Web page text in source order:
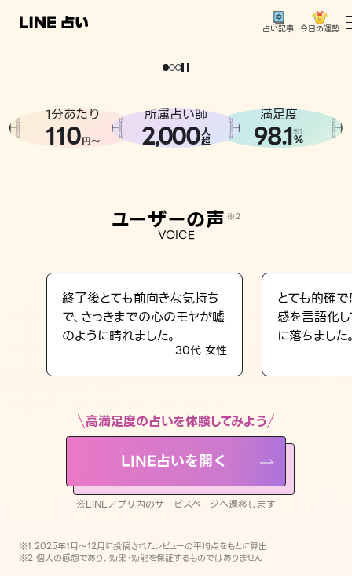
占い記事 今日の運勢
相談事例
LINE占いを開く
※LINEアプリ内のサービスページへ遷移します
どうせなら
。
1分あたり
110円〜
所属占い師
2,000人
超
満足度
98.1※1
%
ユーザーの声 ※2
VOICE
終了後とても前向きな気持ち
で、さっきまでの心のモヤが嘘
のように晴れました。
30代 女性
とても的確
感を言語化
に落ちました
高満足度の占いを体験してみよう
LINE占いを開く
※LINEアプリ内のサービスページへ遷移します
※1 2025年1月〜12月に投稿されたレビューの平均点をもとに算出
※2 個人の感想であり、効果・効能を保証するものではありません